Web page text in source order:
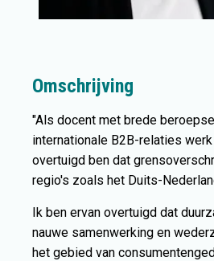
Omschrijving
"Als docent met brede
internationale B2B-relaties
overtuigd ben dat
regio's zoals het Duits-
Ik ben ervan overtuigd dat
nauwe samenwerking en
het gebied van